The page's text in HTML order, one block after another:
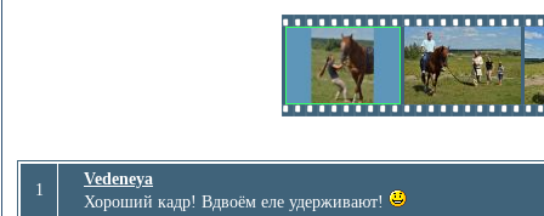
1
Vedeneya
Хороший кадр! Вдвоём еле удерживают!